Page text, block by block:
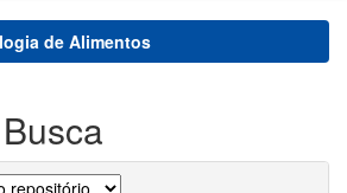
de Alimentos